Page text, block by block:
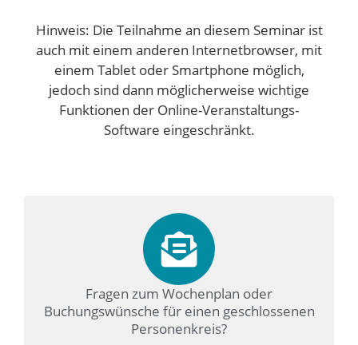
Hinweis: Die Teilnahme an diesem Seminar ist
auch mit einem anderen Internetbrowser, mit
einem Tablet oder Smartphone möglich,
jedoch sind dann möglicherweise wichtige
Funktionen der Online-Veranstaltungs-
Software eingeschränkt.
Fragen zum Wochenplan oder
Buchungswünsche für einen geschlossenen
Personenkreis?